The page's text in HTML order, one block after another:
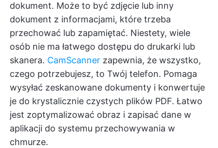
dokument. Może to być zdjęcie lub inny
dokument z informacjami, które trzeba
przechować lub zapamiętać. Niestety, wiele
osób nie ma łatwego dostępu do drukarki lub
skanera. CamScanner zapewnia, że wszystko,
czego potrzebujesz, to Twój telefon. Pomaga
wysyłać zeskanowane dokumenty i konwertuje
je do krystalicznie czystych plików PDF. Łatwo
jest zoptymalizować obraz i zapisać dane w
aplikacji do systemu przechowywania w
chmurze.